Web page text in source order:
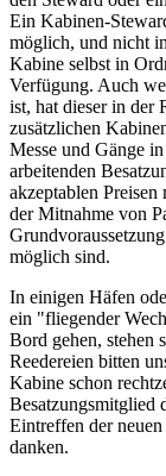
Ein Kabinen-
möglich, und nicht
Kabine selbst in
Verfügung. Auch
ist, hat dieser in der
zusätzlichen
Messe und Gänge
arbeitenden
akzeptablen
der Mitnahme von
möglich sind.
In einigen Häfen
ein "fliegender
Bord gehen, stehen
Reedereien bitten
Kabine schon
Besatzungsmitglied
Eintreffen der
danken.